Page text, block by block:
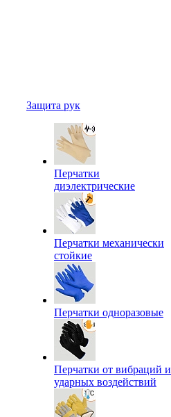
Защита рук
Перчатки
диэлектрические
Перчатки механически
стойкие
Перчатки одноразовые
Перчатки от вибраций и
ударных воздействий